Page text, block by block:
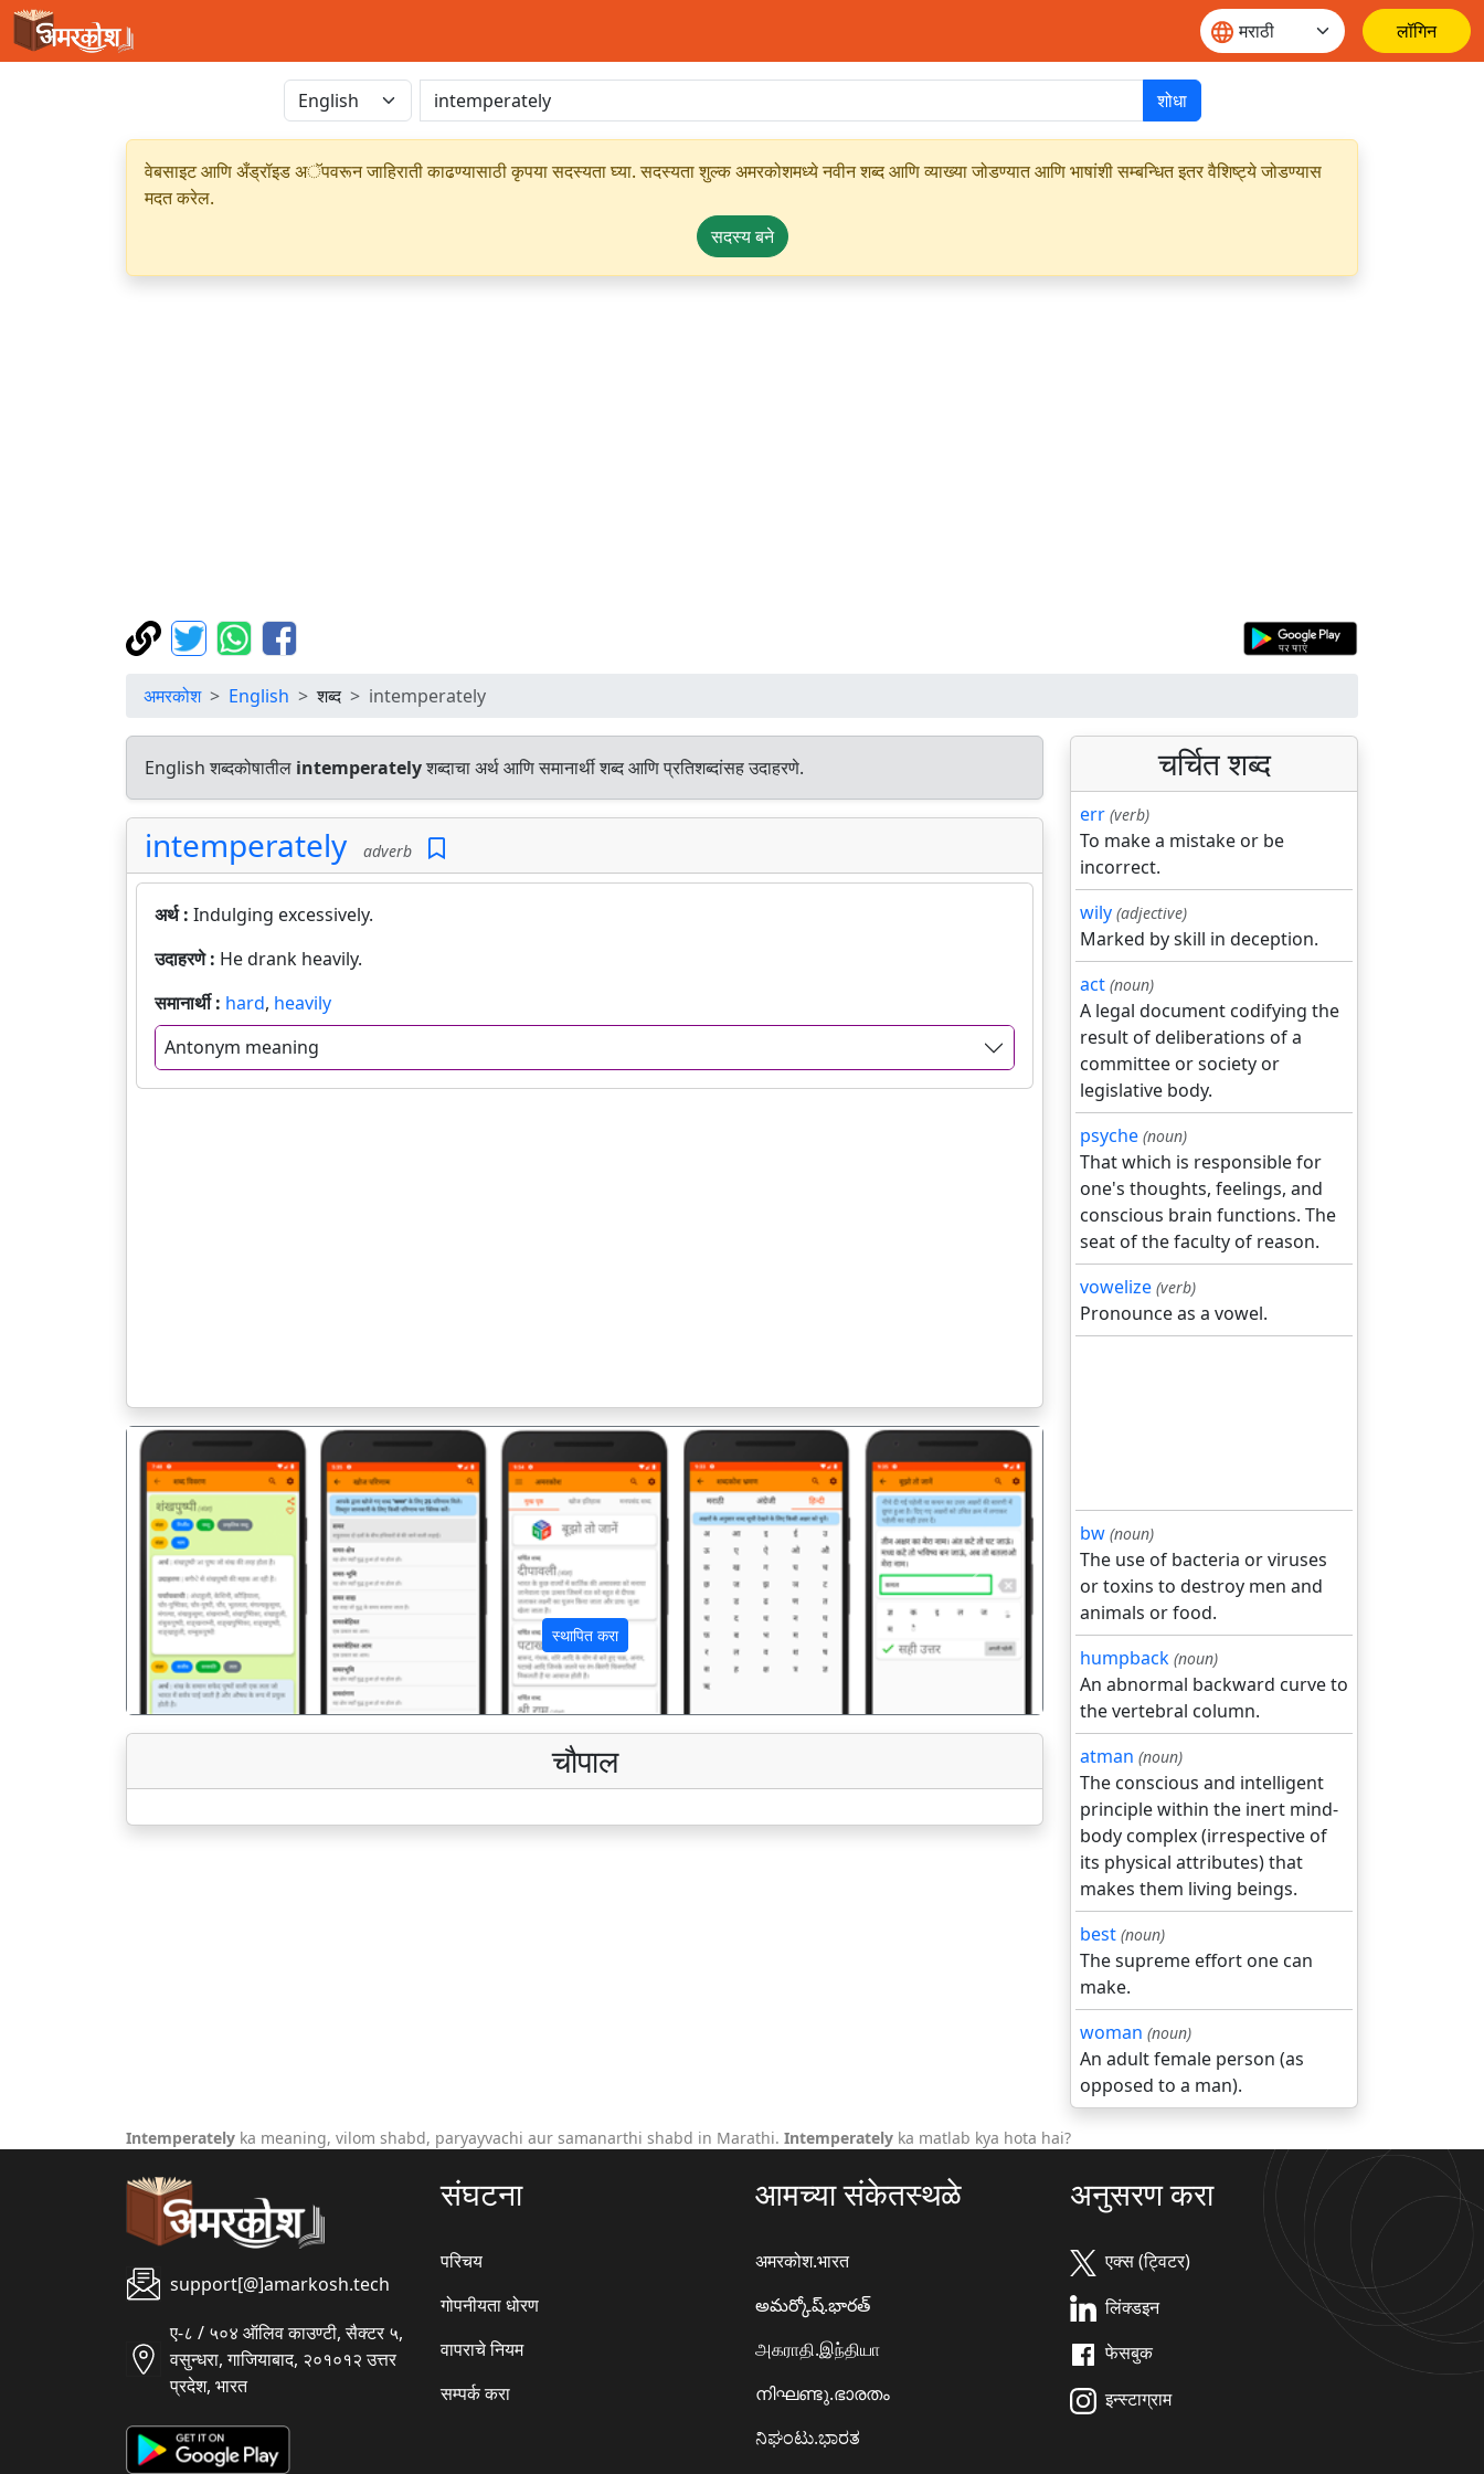
लॉगिन
शोधा
वेबसाइट आणि अँड्रॉइड अॅपवरून जाहिराती काढण्यासाठी कृपया सदस्यता घ्या. सदस्यता शुल्क अमरकोशमध्ये नवीन शब्द आणि व्याख्या जोडण्यात आणि भाषांशी सम्बन्धित इतर वैशिष्ट्ये जोडण्यास
मदत करेल.
सदस्य बने
अमरकोश English शब्द intemperately
English शब्दकोषातील intemperatelyशब्दाचा अर्थ आणि समानार्थी शब्द आणि प्रतिशब्दांसह उदाहरणे.
intemperately adverb
अर्थ : Indulging excessively.
उदाहरणे : He drank heavily.
समानार्थी : hard, heavily
Antonym meaning
स्थापित करा
पिछला अगला
चौपाल
चर्चित शब्द
err (verb)
To make a mistake or be
incorrect.
wily (adjective)
Marked by skill in deception.
act (noun)
A legal document codifying the
result of deliberations of a
committee or society or
legislative body.
psyche (noun)
That which is responsible for
one's thoughts, feelings, and
conscious brain functions. The
seat of the faculty of reason.
vowelize (verb)
Pronounce as a vowel.
bw (noun)
The use of bacteria or viruses
or toxins to destroy men and
animals or food.
humpback (noun)
An abnormal backward curve to
the vertebral column.
atman (noun)
The conscious and intelligent
principle within the inert mind-
body complex (irrespective of
its physical attributes) that
makes them living beings.
best (noun)
The supreme effort one can
make.
woman (noun)
An adult female person (as
opposed to a man).
Intemperately ka meaning, vilom shabd, paryayvachi aur samanarthi shabd in Marathi. Intemperately ka matlab kya hota hai?
support[@]amarkosh.tech
ए-८ / ५०४ ऑलिव काउण्टी, सैक्टर ५,
वसुन्धरा, गाजियाबाद, २०१०१२ उत्तर
प्रदेश, भारत
संघटना
परिचय
गोपनीयता धोरण
वापराचे नियम
सम्पर्क करा
आमच्या संकेतस्थळे
अमरकोश.भारत
అమర్కోష్.భారత్
அகராதி.இந்தியா
നിഘണ്ടു.ഭാരതം
ನಿಘಂಟು.ಭಾರತ
अनुसरण करा
एक्स (ट्विटर)
लिंक्डइन
फेसबुक
इन्स्टाग्राम